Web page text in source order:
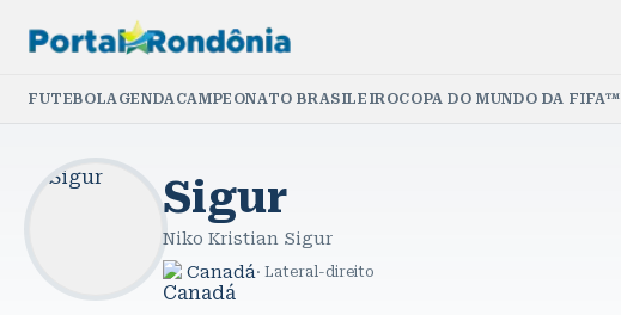
FUTEBOLAGENDACAMPEONATO BRASILEIROCOPA DO MUNDO DA FIFA™
Sigur
Niko Kristian Sigur
Canadá · Lateral-direito